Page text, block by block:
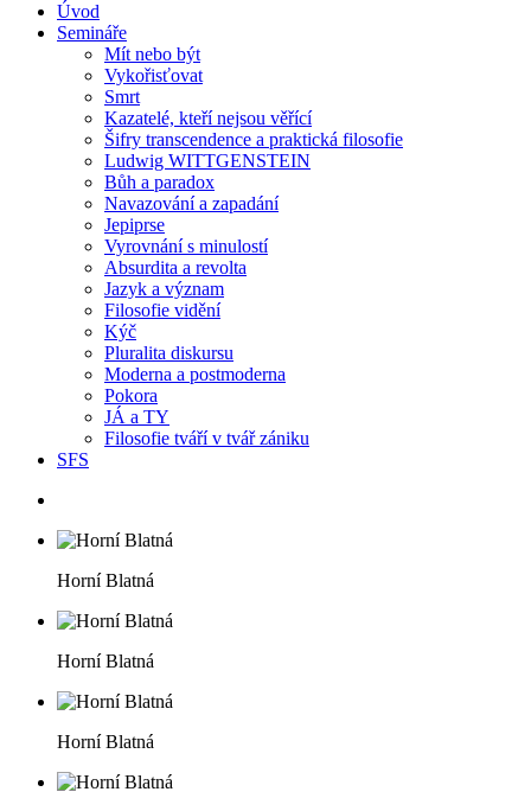
Úvod
Semináře
Mít nebo být
Vykořisťovat
Smrt
Kazatelé, kteří nejsou věřící
Šifry transcendence a praktická filosofie
Ludwig WITTGENSTEIN
Bůh a paradox
Navazování a zapadání
Jepiprse
Vyrovnání s minulostí
Absurdita a revolta
Jazyk a význam
Filosofie vidění
Kýč
Pluralita diskursu
Moderna a postmoderna
Pokora
JÁ a TY
Filosofie tváří v tvář zániku
SFS
Horní Blatná
Horní Blatná
Horní Blatná